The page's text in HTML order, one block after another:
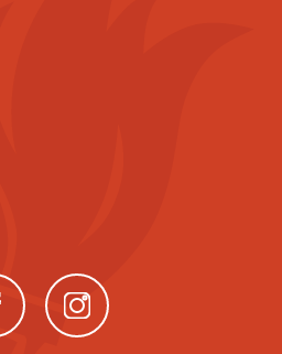
(neues Fenster)(neues Fenster)